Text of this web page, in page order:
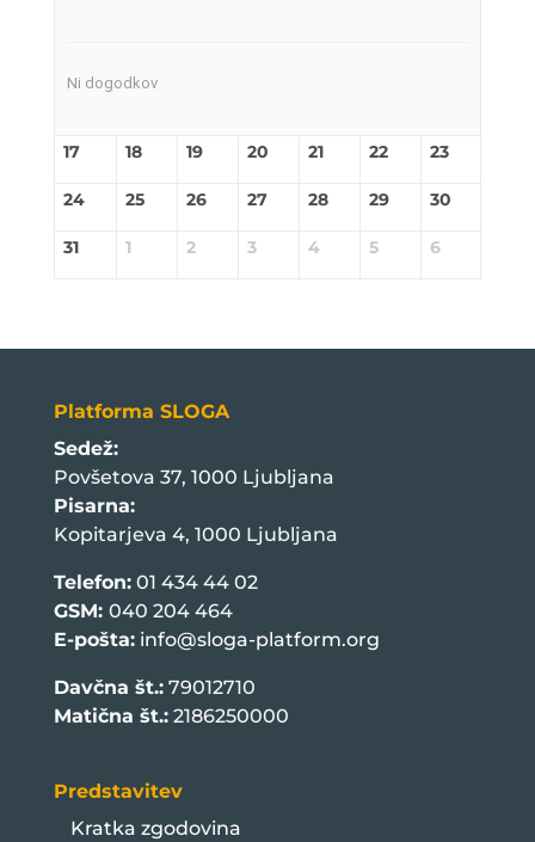
Ni dogodkov
17 18 19 20 21 22 23
24 25 26 27 28 29 30
31 1 2 3 4 5 6
Platforma SLOGA
Sedež:
Povšetova 37, 1000 Ljubljana
Pisarna:
Kopitarjeva 4, 1000 Ljubljana
Telefon:01 434 44 02
GSM: 040 204 464
E-pošta: info@sloga-platform.org
Davčna št.:79012710
Matična št.:2186250000
Predstavitev
Kratka zgodovina